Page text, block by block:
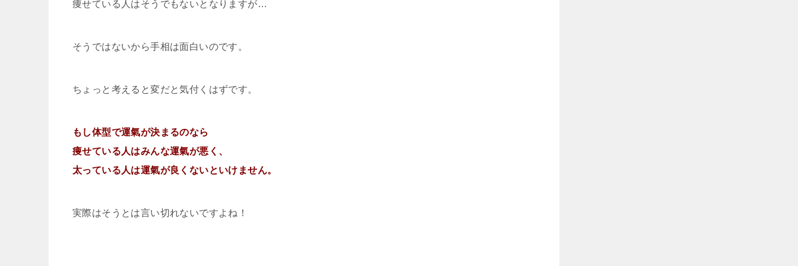
痩せている人はそうでもないとなりますが…
そうではないから手相は面白いのです。
ちょっと考えると変だと気付くはずです。
もし体型で運氣が決まるのなら
痩せている人はみんな運氣が悪く、
太っている人は運氣が良くないといけません。
実際はそうとは言い切れないですよね！